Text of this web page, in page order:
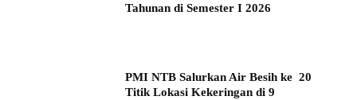
Tahunan di Semester I 2026
PMI NTB Salurkan Air Besih ke 20
Titik Lokasi Kekeringan di 9